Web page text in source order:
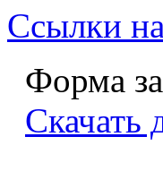
Ссылки
Форма
Скачать